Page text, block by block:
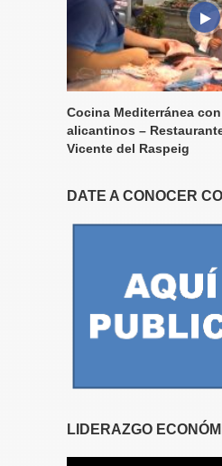
Cocina Mediterránea
alicantinos –
Vicente del Raspeig
DATE A CONOCER
LIDERAZGO